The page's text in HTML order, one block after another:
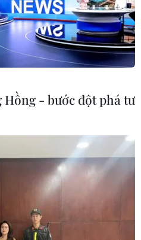
Hồng - bước đột phá tư